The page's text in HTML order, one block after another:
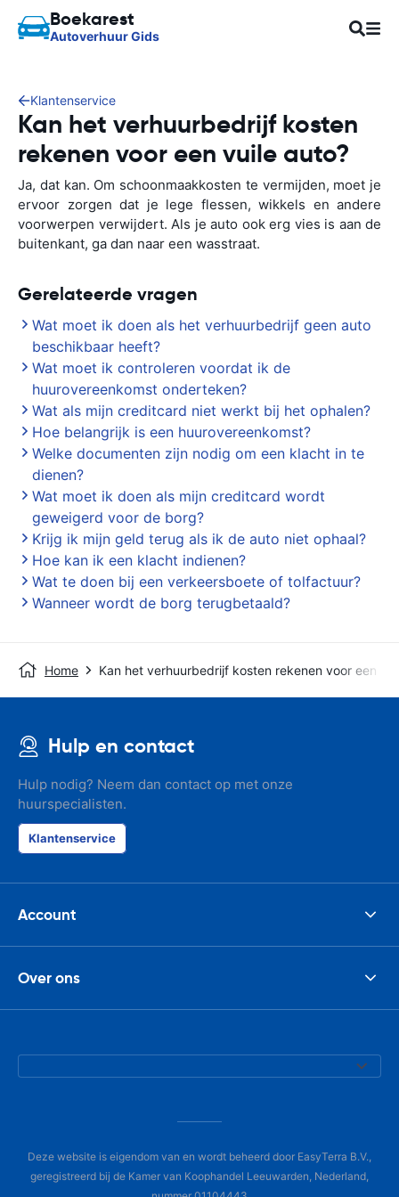
Boekarest
Autoverhuur Gids
Klantenservice
Kan het verhuurbedrijf kosten
rekenen voor een vuile auto?
Ja, dat kan. Om schoonmaakkosten te vermijden, moet je
ervoor zorgen dat je lege flessen, wikkels en andere
voorwerpen verwijdert. Als je auto ook erg vies is aan de
buitenkant, ga dan naar een wasstraat.
Gerelateerde vragen
Wat moet ik doen als het verhuurbedrijf geen auto
beschikbaar heeft?
Wat moet ik controleren voordat ik de
huurovereenkomst onderteken?
Wat als mijn creditcard niet werkt bij het ophalen?
Hoe belangrijk is een huurovereenkomst?
Welke documenten zijn nodig om een klacht in te
dienen?
Wat moet ik doen als mijn creditcard wordt
geweigerd voor de borg?
Krijg ik mijn geld terug als ik de auto niet ophaal?
Hoe kan ik een klacht indienen?
Wat te doen bij een verkeersboete of tolfactuur?
Wanneer wordt de borg terugbetaald?
Home Kan het verhuurbedrijf kosten rekenen voor een
Hulp en contact
Hulp nodig? Neem dan contact op met onze
huurspecialisten.
Klantenservice
Account
Over ons
Deze website is eigendom van en wordt beheerd door EasyTerra B.V.,
geregistreerd bij de Kamer van Koophandel Leeuwarden, Nederland,